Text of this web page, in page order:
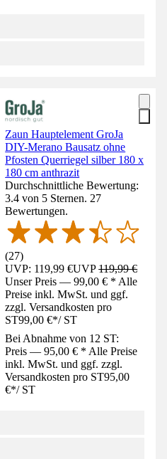
Zaun Hauptelement GroJa
DIY-Merano Bausatz ohne
Pfosten Querriegel silber 180 x
180 cm anthrazit
Durchschnittliche Bewertung:
3.4 von 5 Sternen. 27
Bewertungen.
(27)
UVP: 119,99 €UVP119,99 €
Unser Preis — 99,00 € * Alle
Preise inkl. MwSt. und ggf.
zzgl. Versandkosten pro
ST99,00 €*/ ST
Bei Abnahme von 12 ST:
Preis — 95,00 € * Alle Preise
inkl. MwSt. und ggf. zzgl.
Versandkosten pro ST95,00
€*/ ST